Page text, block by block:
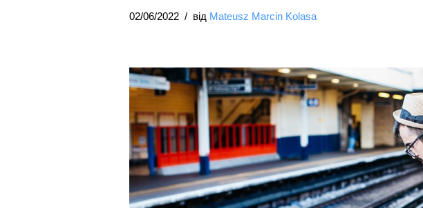
02/06/2022 від Mateusz Marcin Kolasa